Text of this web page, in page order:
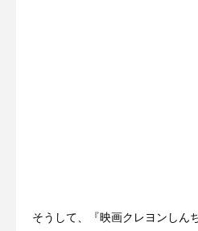
そうして、『映画クレヨンしん